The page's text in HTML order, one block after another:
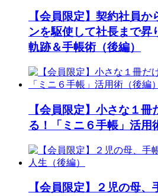
【会員限定】契約社員
ンを駆使して社長まで昇
軌跡＆手帳術（後編）
【会員限定】小さな１
る！「ミニ６手帳」活用
【会員限定】２児の母